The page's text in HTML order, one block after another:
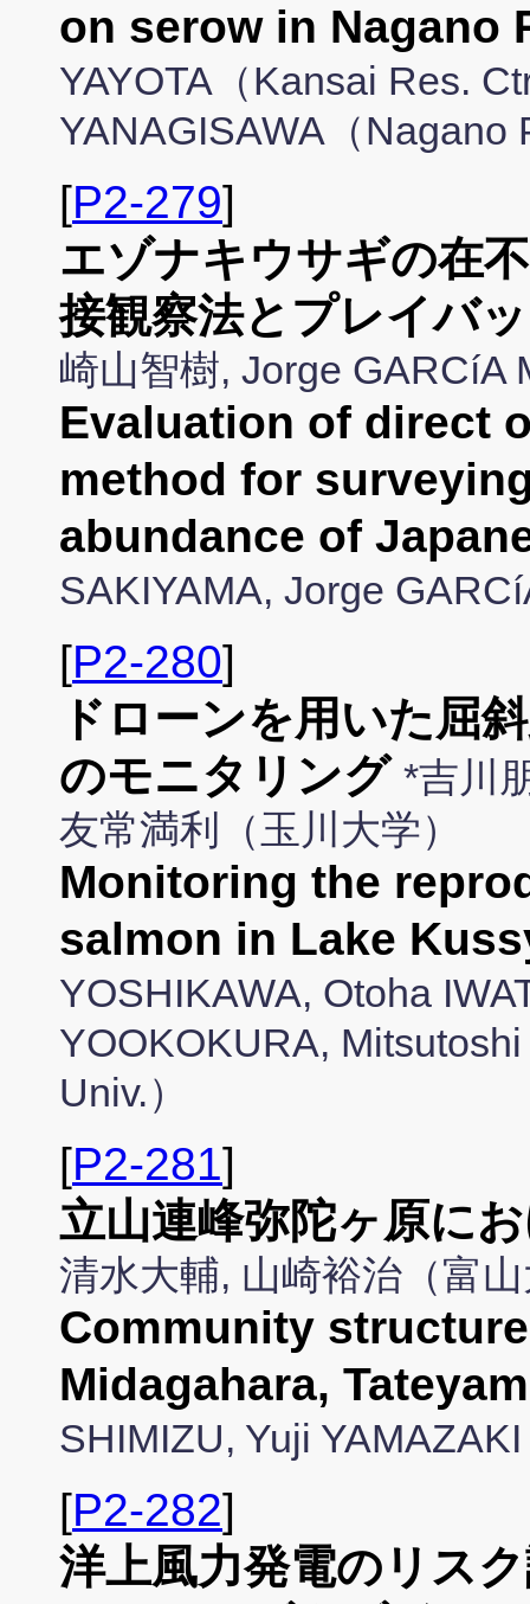
on serow in Nagano
YAYOTA（Kansai Res.
YANAGISAWA（Nagano
[P2-279]
エゾナキウサギの在
接観察法とプレイバ
崎山智樹, Jorge GARCíA
Evaluation of direct
method for
abundance of
SAKIYAMA, Jorge
[P2-280]
ドローンを用いた屈
のモニタリング *吉川
友常満利（玉川大学）
Monitoring the
salmon in Lake
YOSHIKAWA, Otoha
YOOKOKURA,
Univ.）
[P2-281]
立山連峰弥陀ヶ原に
清水大輔, 山崎裕治（富
Community
Midagahara,
SHIMIZU, Yuji
[P2-282]
洋上風力発電のリス